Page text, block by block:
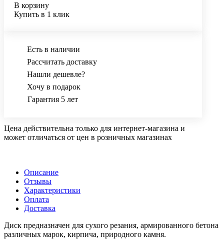
В корзину
Купить в 1 клик
Есть в наличии
Рассчитать доставку
Нашли дешевле?
Хочу в подарок
Гарантия 5 лет
Цена действительна только для интернет-магазина и
может отличаться от цен в розничных магазинах
Описание
Отзывы
Характеристики
Оплата
Доставка
Диск предназначен для сухого резания, армированного бетона
различных марок, кирпича, природного камня.